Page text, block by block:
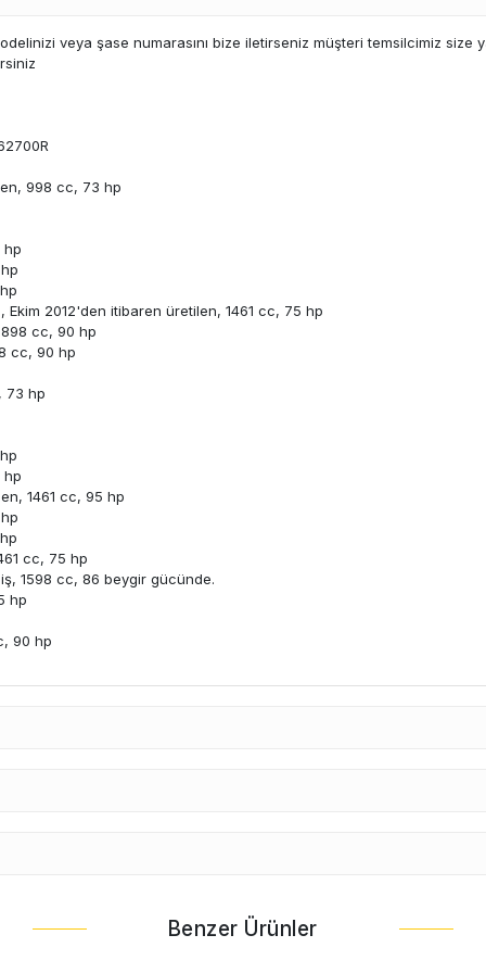
veya şase numarasını bize iletirseniz müşteri temsilcimiz size
998 cc, 73 hp
hp
Ekim 2012'den itibaren üretilen, 1461 cc, 75 hp
898 cc, 90 hp
cc, 90 hp
73 hp
hp
1461 cc, 95 hp
cc, 75 hp
1598 cc, 86 beygir gücünde.
hp
90 hp
Benzer Ürünler